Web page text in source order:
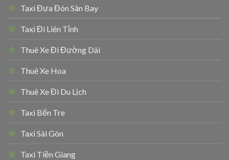
Taxi Đưa Đón Sân Bay
Taxi Đi Liên Tỉnh
Thuê Xe Đi Đường Dài
Thuê Xe Hoa
Thuê Xe Đi Du Lịch
Taxi Bến Tre
Taxi Sài Gòn
Taxi Tiền Giang